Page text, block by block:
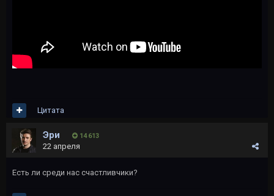
Цитата
Эри 14 613
22 апреля
Есть ли среди нас счастливчики?